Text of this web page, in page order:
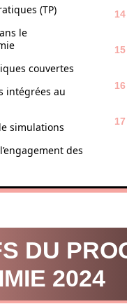
(TP)
le
couvertes
intégrées au
simulations
des
DU
2024